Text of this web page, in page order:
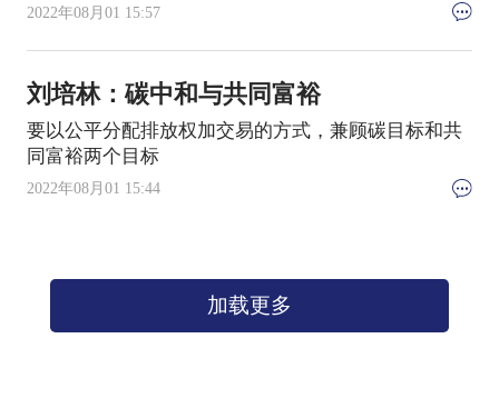
2022年08月01 15:57
刘培林：碳中和与共同富裕
要以公平分配排放权加交易的方式，兼顾碳目标和共
同富裕两个目标
2022年08月01 15:44
加载更多